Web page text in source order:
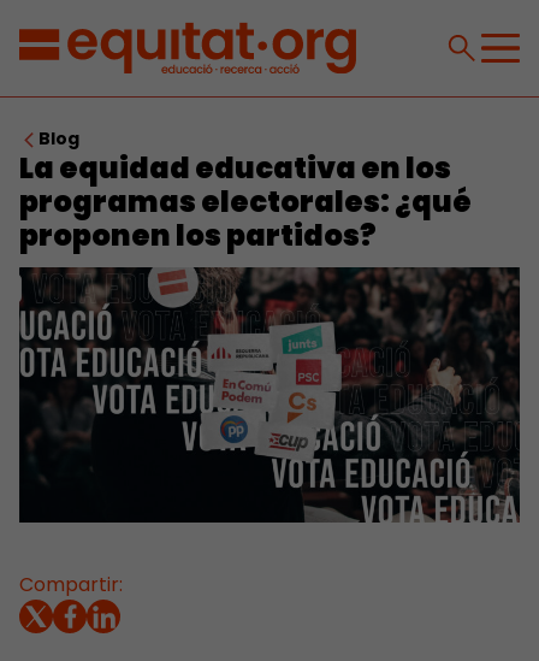
Blog
La equidad educativa en los
programas electorales: ¿qué
proponen los partidos?
Compartir: